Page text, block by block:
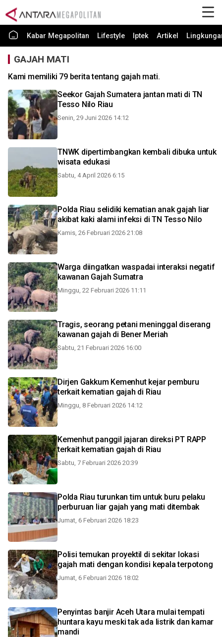
Kabar Megapolitan Lifestyle Iptek Artikel
GAJAH MATI
Kami memiliki 79 berita tentang gajah mati.
Seekor Gajah Sumatera jantan mati di TN
Tesso Nilo Riau
Senin, 29 Juni 2026 14:12
TNWK dipertimbangkan kembali dibuka untuk
wisata edukasi
Sabtu, 4 April 2026 6:15
Polda Riau selidiki kematian anak gajah liar
akibat kaki alami infeksi di TN Tesso Nilo
Kamis, 26 Februari 2026 21:08
Warga diingatkan waspadai interaksi negatif
kawanan Gajah Sumatra
Minggu, 22 Februari 2026 11:11
Tragis, seorang petani meninggal diserang
kawanan gajah di Bener Meriah
Sabtu, 21 Februari 2026 16:00
Dirjen Gakkum Kemenhut kejar pemburu
terkait kematian gajah di Riau
Minggu, 8 Februari 2026 14:12
Kemenhut panggil jajaran direksi PT RAPP
terkait kematian gajah di Riau
Sabtu, 7 Februari 2026 20:39
Polda Riau turunkan tim untuk buru pelaku
perburuan liar gajah yang mati ditembak
Jumat, 6 Februari 2026 18:23
Polisi temukan proyektil di sekitar lokasi
gajah mati dengan kondisi kepala terpotong
Jumat, 6 Februari 2026 18:02
Penyintas banjir Aceh Utara mulai tempati
huntara kayu meski tak ada listrik dan kamar
mandi